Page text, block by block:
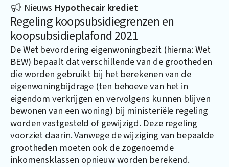
Nieuws Hypothecair krediet
Regeling koopsubsidiegrenzen en
koopsubsidieplafond 2021
De Wet bevordering eigenwoningbezit (hierna: Wet
BEW) bepaalt dat verschillende van de grootheden
die worden gebruikt bij het berekenen van de
eigenwoningbijdrage (ten behoeve van het in
eigendom verkrijgen en vervolgens kunnen blijven
bewonen van een woning) bij ministeriële regeling
worden vastgesteld of gewijzigd. Deze regeling
voorziet daarin. Vanwege de wijziging van bepaalde
grootheden moeten ook de zogenoemde
inkomensklassen opnieuw worden berekend.